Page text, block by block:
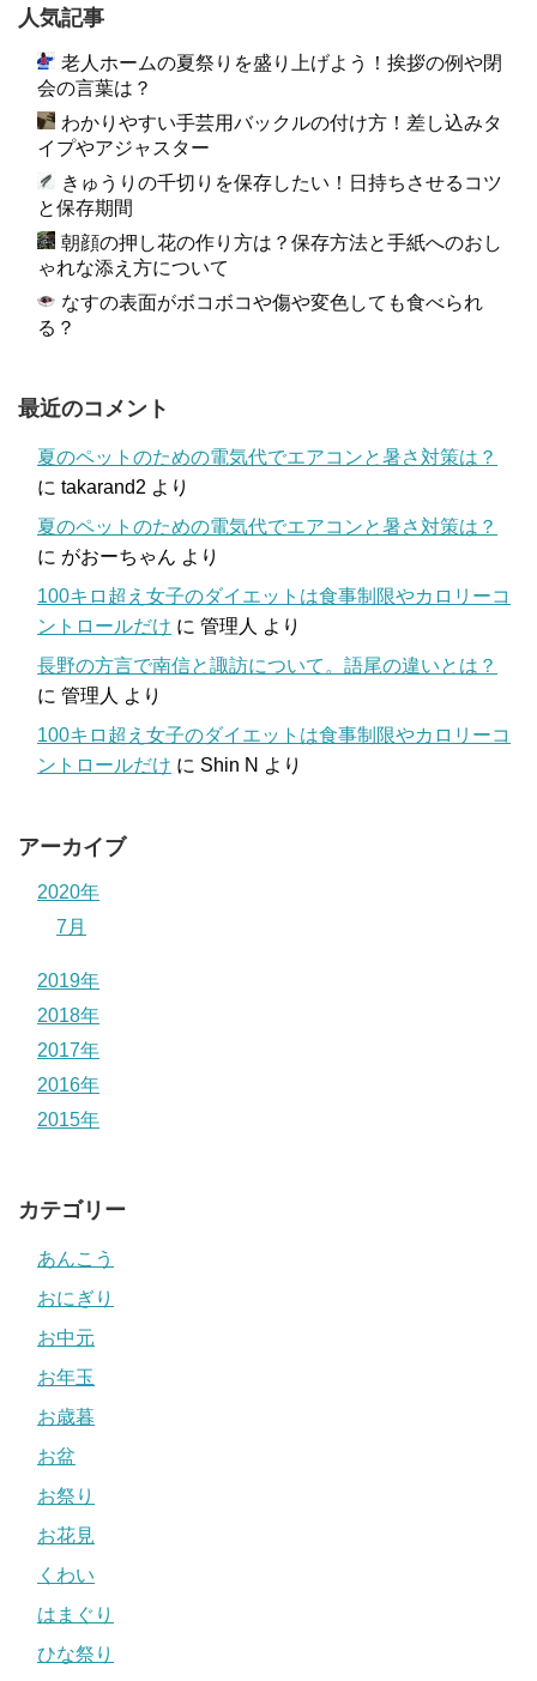
人気記事
老人ホームの夏祭りを盛り上げよう！挨拶の例や閉
会の言葉は？
わかりやすい手芸用バックルの付け方！差し込みタ
イプやアジャスター
きゅうりの千切りを保存したい！日持ちさせるコツ
と保存期間
朝顔の押し花の作り方は？保存方法と手紙へのおし
ゃれな添え方について
なすの表面がボコボコや傷や変色しても食べられ
る？
最近のコメント
夏のペットのための電気代でエアコンと暑さ対策は？
に takarand2 より
夏のペットのための電気代でエアコンと暑さ対策は？
に がおーちゃん より
100キロ超え女子のダイエットは食事制限やカロリーコ
ントロールだけ に 管理人 より
長野の方言で南信と諏訪について。語尾の違いとは？
に 管理人 より
100キロ超え女子のダイエットは食事制限やカロリーコ
ントロールだけ に Shin N より
アーカイブ
2020年
7月
2019年
2018年
2017年
2016年
2015年
カテゴリー
あんこう
おにぎり
お中元
お年玉
お歳暮
お盆
お祭り
お花見
くわい
はまぐり
ひな祭り